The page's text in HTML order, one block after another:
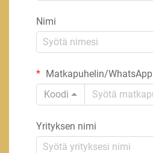
Nimi
Matkapuhelin/WhatsApp
Koodi
Yrityksen nimi